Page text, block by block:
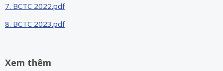
7. BCTC 2022.pdf
8. BCTC 2023.pdf
Xem thêm